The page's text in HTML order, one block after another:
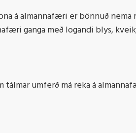
á almannafæri er bönnuð nema
ganga með logandi blys,
tálmar umferð má reka á